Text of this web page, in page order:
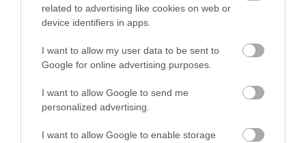
related to advertising like cookies on web or
device identifiers in apps.
I want to allow my user data to be sent to
Google for online advertising purposes.
I want to allow Google to send me
personalized advertising.
I want to allow Google to enable storage
ΕΣΩΤΕΡΙΚΗ ΑΣΦΑΛΕΙΑ 10:56
Αθήνα: Φωτιά σε εγκαταλελειμμένο κτίριο στην
Κουμουνδούρου – Απεγκλωβίστηκε ένα άτομο
Ποια Στενά του Ορμούζ; – Αυτή είναι η πιο
επικίνδυνη θαλάσσια οδός για τα πλοία – Στο